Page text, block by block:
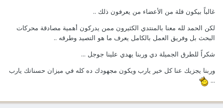
غالباً بيكون قلة من الأعضاء من يعرفون ذلك ..
لكن الحمد لله معنا بالمنتدي الكثيرون ممن يدركون أهمية مصادقة محركات
البحث بل وفريق العمل بالكامل يعرف ما هو التصيد وطرقه ..
شكراً للطرق الجميلة دي وربنا يهدي علينا جوجل ...
وربنا يجزيك عنا كل خير يارب ويكون مجهودك ده كله في ميزان حسناتك يارب
...